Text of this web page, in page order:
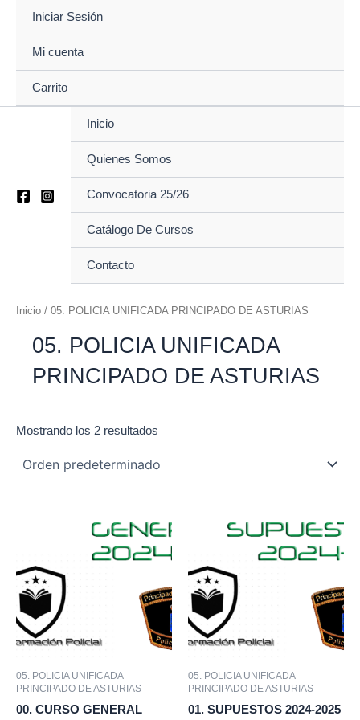
contenido
Iniciar Sesión
Mi cuenta
Carrito
Inicio
Quienes Somos
Convocatoria 25/26
Catálogo De Cursos
Contacto
Inicio / 05. POLICIA UNIFICADA PRINCIPADO DE ASTURIAS
05. POLICIA UNIFICADA
PRINCIPADO DE ASTURIAS
Mostrando los 2 resultados
05. POLICIA UNIFICADA
PRINCIPADO DE ASTURIAS
00. CURSO GENERAL
05. POLICIA UNIFICADA
PRINCIPADO DE ASTURIAS
01. SUPUESTOS 2024-2025